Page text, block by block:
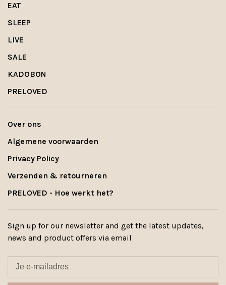
EAT
SLEEP
LIVE
SALE
KADOBON
PRELOVED
Over ons
Algemene voorwaarden
Privacy Policy
Verzenden & retourneren
PRELOVED - Hoe werkt het?
Sign up for our newsletter and get the latest updates,
news and product offers via email